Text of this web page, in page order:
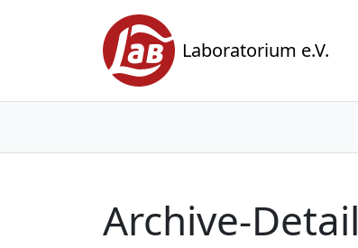
Laboratorium e.V.
Archive-Detail